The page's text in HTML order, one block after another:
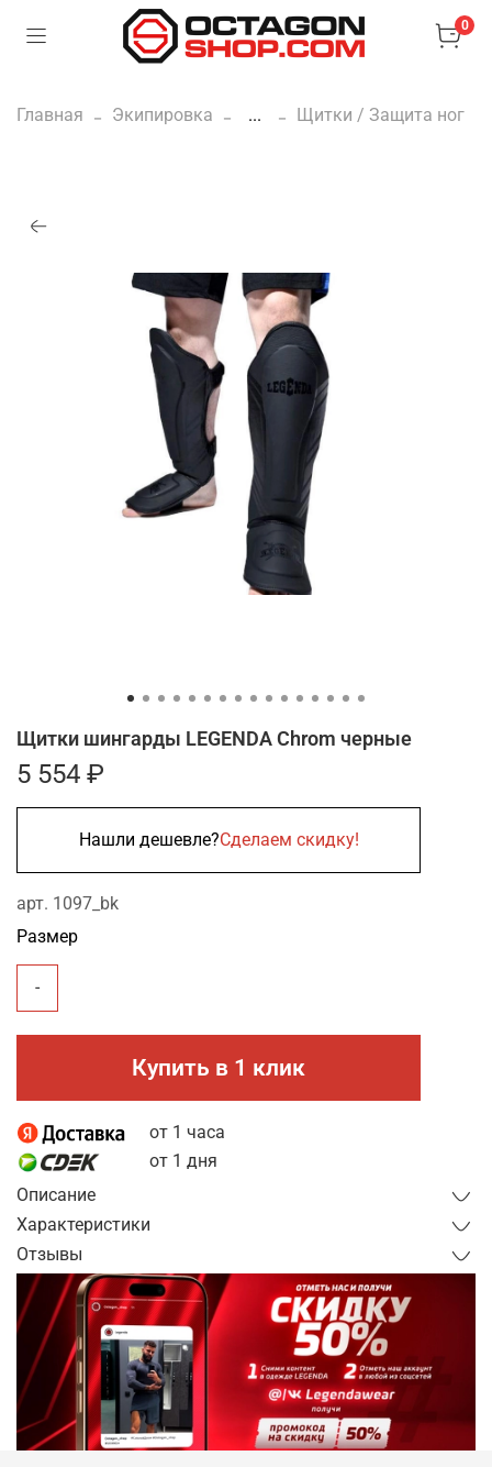
0
Главная Экипировка ... Щитки / Защита ног
арт. 1097_bk
Щитки шингарды LEGENDA Chrom черные
5 554 ₽
Нашли дешевле?Сделаем скидку!
Купить в 1 клик
от 1 часа
от 1 дня
Размер
-
Описание
Характеристики
Отзывы